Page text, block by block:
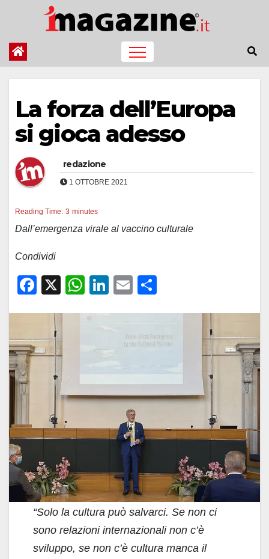
contenuto
La forza dell’Europa
si gioca adesso
redazione
1 OTTOBRE 2021
Reading Time: 3 minutes
Dall’emergenza virale al vaccino culturale
Condividi
F
e
b
X
W
at
p
p
Li
dI
n
E
di
di
“Solo la cultura può salvarci. Se non ci
sono relazioni internazionali non c’è
sviluppo, se non c’è cultura manca il